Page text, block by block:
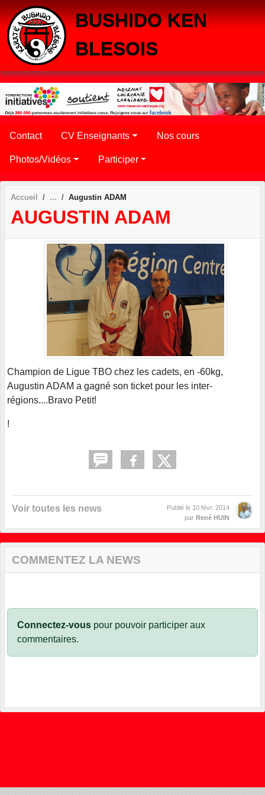
BUSHIDO KEN
BLESOIS
Contact CV Enseignants Nos cours
Photos/Vidéos Participer
Accueil Augustin ADAM
AUGUSTIN ADAM
Champion de Ligue TBO chez les cadets, en -60kg,
Augustin ADAM a gagné son ticket pour les inter-
régions....Bravo Petit!
!
Voir toutes les news Publié le 10 févr. 2014
par René HUIN
COMMENTEZ LA NEWS
Connectez-vous pour pouvoir participer aux
commentaires.